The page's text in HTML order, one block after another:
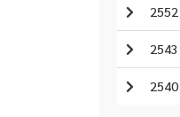
2552
2543
2540